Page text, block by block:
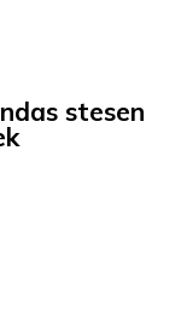
stesen